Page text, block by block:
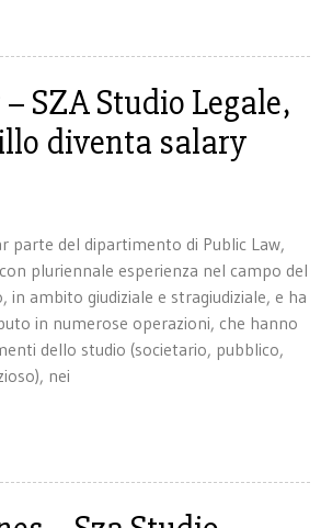
SZA Studio Legale,
diventa salary
parte del dipartimento di Public Law,
pluriennale esperienza nel campo del
ambito giudiziale e stragiudiziale, e ha
in numerose operazioni, che hanno
dello studio (societario, pubblico,
nei